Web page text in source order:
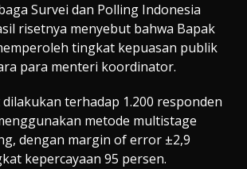
Survei dan Polling Indonesia
risetnya menyebut bahwa Bapak
tingkat kepuasan publik
para menteri koordinator.
terhadap 1.200 responden
metode multistage
dengan margin of error ±2,9
kepercayaan 95 persen.